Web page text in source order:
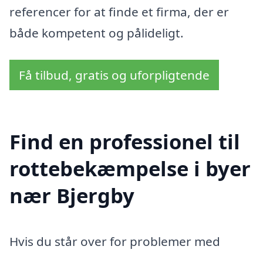
referencer for at finde et firma, der er
både kompetent og pålideligt.
Få tilbud, gratis og uforpligtende
Find en professionel til
rottebekæmpelse i byer
nær Bjergby
Hvis du står over for problemer med